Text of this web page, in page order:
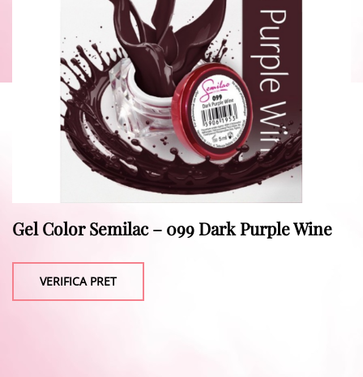
Gel Color Semilac – 099 Dark Purple Wine
VERIFICA PRET